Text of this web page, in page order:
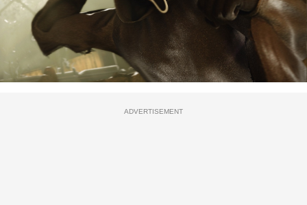
ADVERTISEMENT